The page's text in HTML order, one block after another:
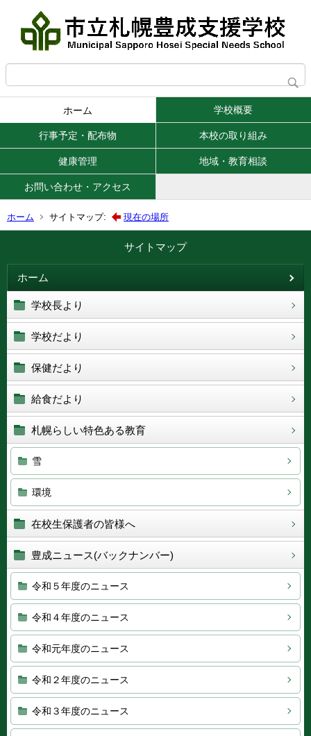
ホーム 学校概要
行事予定・配布物 本校の取り組み
健康管理 地域・教育相談
お問い合わせ・アクセス
ホーム サイトマップ: 現在の場所
サイトマップ
ホーム
学校長より
学校だより
保健だより
給食だより
札幌らしい特色ある教育
雪
環境
在校生保護者の皆様へ
豊成ニュース(バックナンバー)
令和５年度のニュース
令和４年度のニュース
令和元年度のニュース
令和２年度のニュース
令和３年度のニュース